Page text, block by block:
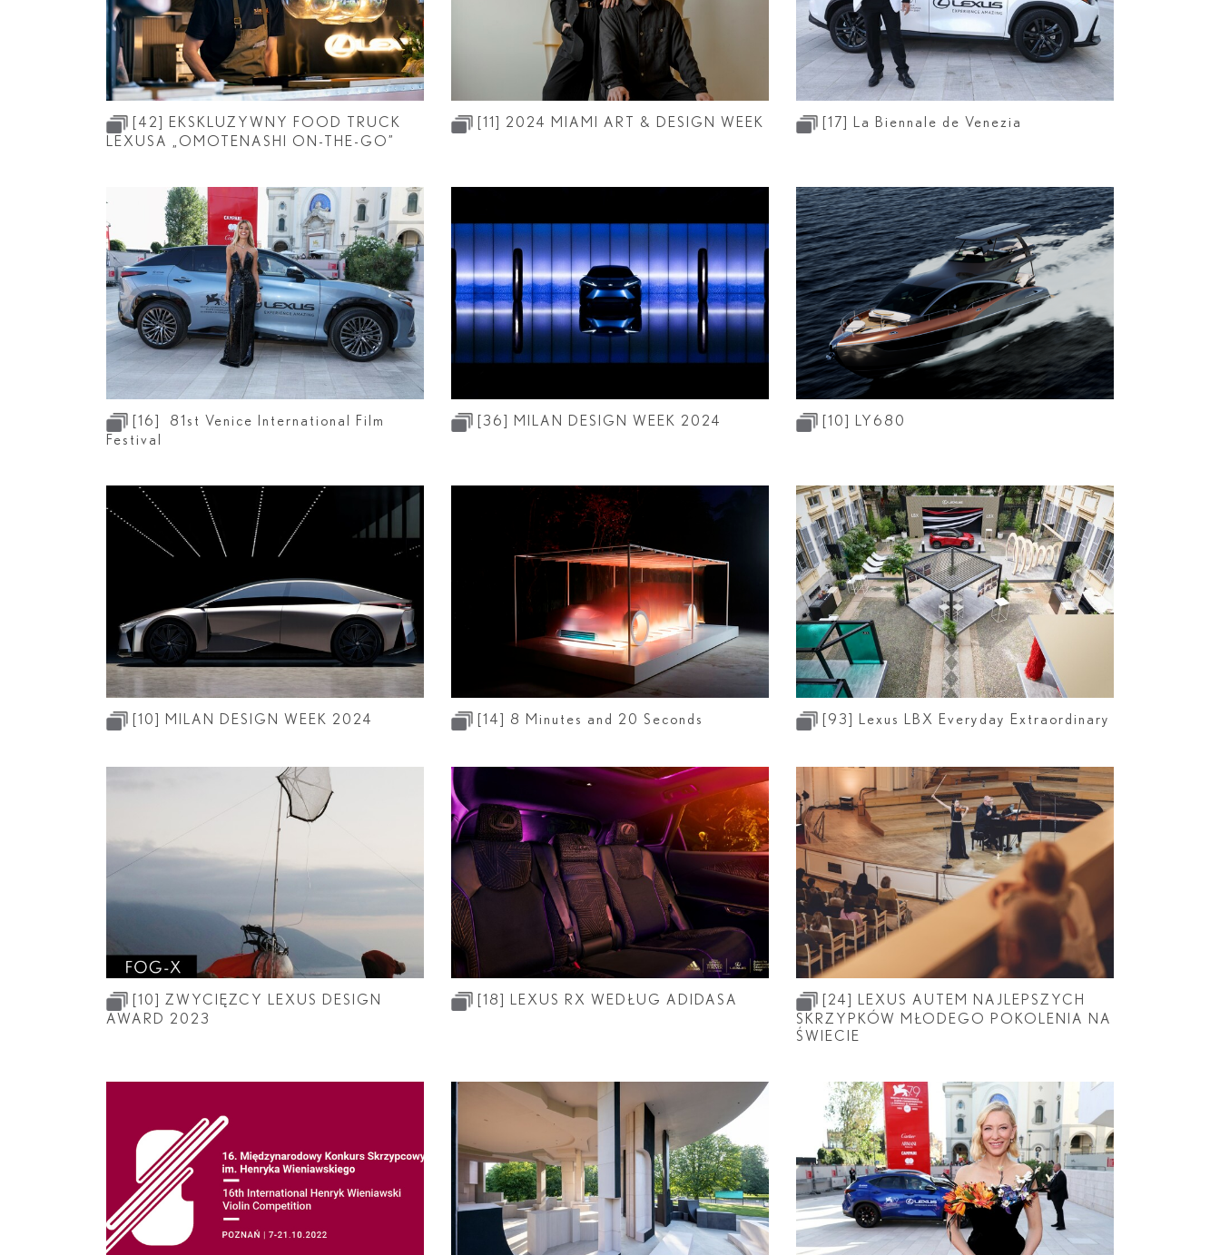
RZ
ES
LS
LC
LC CONVERTIBLE
RC F
TZ
ES
LC
LC CONVERTIBLE
[42]
EKSKLUZYWNY FOOD TRUCK
LEXUSA „OMOTENASHI ON-THE-GO”
[11] 2024 MIAMI ART & DESIGN WEEK [17] La Biennale de Venezia
[16]
81st Venice International Film
Festival
[36] MILAN DESIGN WEEK 2024 [10] LY680
[10] MILAN DESIGN WEEK 2024 [14] 8 Minutes and 20 Seconds [93] Lexus LBX Everyday Extraordinary
[10]
ZWYCIĘZCY LEXUS DESIGN
AWARD 2023
[18] LEXUS RX WEDŁUG ADIDASA [24]
LEXUS AUTEM NAJLEPSZYCH
SKRZYPKÓW MŁODEGO POKOLENIA NA
ŚWIECIE